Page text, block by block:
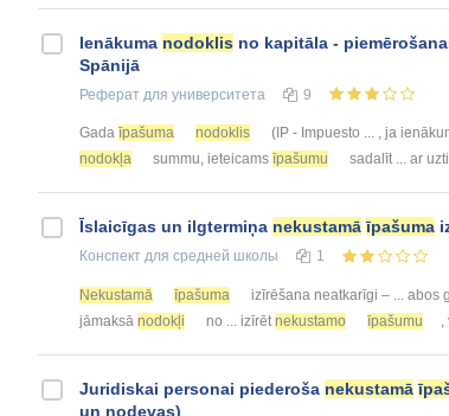
Ienākuma nodoklis no kapitāla -
Spānijā
Реферат для университета 9
Gada īpašuma nodoklis (IP - Impuesto ... , ja
nodokļa
summu, ieteicams īpašumu sadalīt ... ar
Īslaicīgas un ilgtermiņa nekustamā īpašuma
Конспект для средней школы 1
Nekustamā īpašuma izīrēšana neatkarīgi – ... abos
jāmaksā nodokļi no ... izīrēt nekustamo īpašumu ,
Juridiskai personai piederoša nekustamā
un nodevas)